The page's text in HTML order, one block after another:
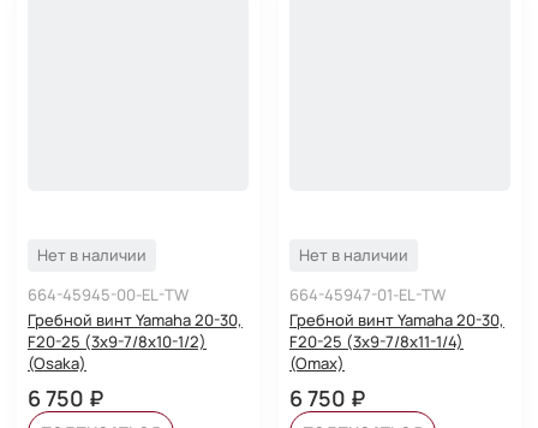
Нет в наличии
664-45945-00-EL-TW
Гребной винт Yamaha 20-30,
F20-25 (3x9-7/8x10-1/2)
(Osaka)
6 750 ₽
Нет в наличии
664-45947-01-EL-TW
Гребной винт Yamaha 20-30,
F20-25 (3x9-7/8x11-1/4)
(Omax)
6 750 ₽